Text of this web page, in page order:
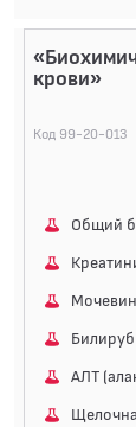
крови»
Код 99-20-013
Общий
АЛТ